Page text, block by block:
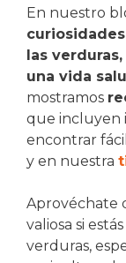
En nuestro
las
una vida
mostramos
que incluyen
encontrar
y en nuestra
Aprovéchate
valiosa si
verduras,